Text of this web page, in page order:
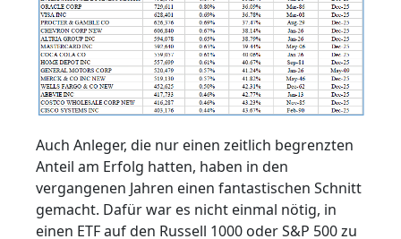
Auch Anleger, die nur einen zeitlich begrenzten
Anteil am Erfolg hatten, haben in den
vergangenen Jahren einen fantastischen Schnitt
gemacht. Dafür war es nicht einmal nötig, in
einen ETF auf den Russell 1000 oder S&P 500 zu